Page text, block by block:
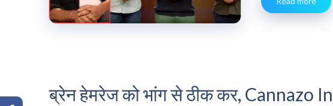
ब्रेन हेमरेज को भांग से ठीक कर,